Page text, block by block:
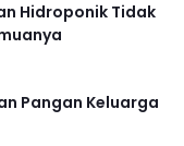
Hidroponik Tidak
Pangan Keluarga